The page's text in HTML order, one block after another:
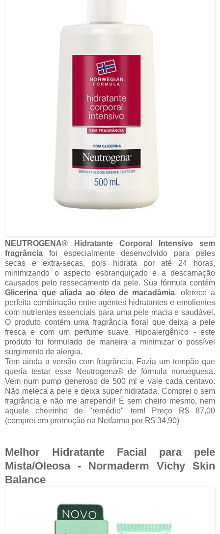
NEUTROGENA® Hidratante Corporal Intensivo sem
fragrância foi especialmente desenvolvido para peles
secas e extra-secas, pois hidrata por até 24 horas,
minimizando o aspecto esbranquiçado e a descamação
causados pelo ressecamento da pele. Sua fórmula contém
Glicerina que aliada ao óleo de macadâmia, oferece a
perfeita combinação entre agentes hidratantes e emolientes
com nutrientes essenciais para uma pele macia e saudável.
O produto contém uma fragrância floral que deixa a pele
fresca e com um perfume suave. Hipoalergênico - este
produto foi formulado de maneira a minimizar o possível
surgimento de alergia.
Tem ainda a versão com fragrância. Fazia um tempão que
queria testar esse Neutrogena® de fórmula norueguesa.
Vem num pump generoso de 500 ml e vale cada centavo.
Não meleca a pele e deixa super hidratada. Comprei o sem
fragrância e não me arrependi! É sem cheiro mesmo, nem
aquele cheirinho de "remédio" tem! Preço R$ 87,00
(comprei em promoção na Netfarma por R$ 34,90)
Melhor Hidratante Facial para pele
Mista/Oleosa - Normaderm Vichy Skin
Balance